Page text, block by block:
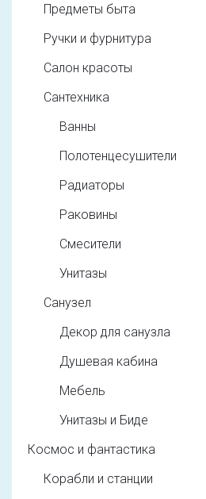
Предметы быта
Ручки и фурнитура
Салон красоты
Сантехника
Ванны
Полотенцесушители
Радиаторы
Раковины
Смесители
Унитазы
Санузел
Декор для санузла
Душевая кабина
Мебель
Унитазы и Биде
Космос и фантастика
Корабли и станции